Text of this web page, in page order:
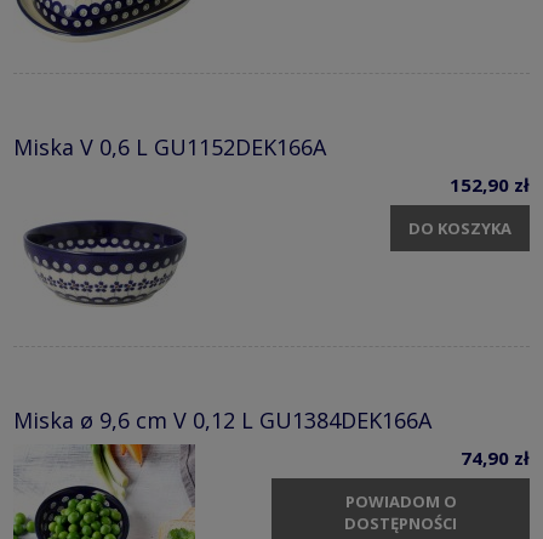
Miska V 0,6 L GU1152DEK166A
152,90 zł
DO KOSZYKA
Miska ø 9,6 cm V 0,12 L GU1384DEK166A
74,90 zł
POWIADOM O
DOSTĘPNOŚCI